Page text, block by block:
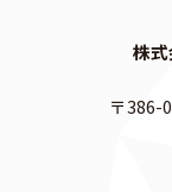
株
〒386-